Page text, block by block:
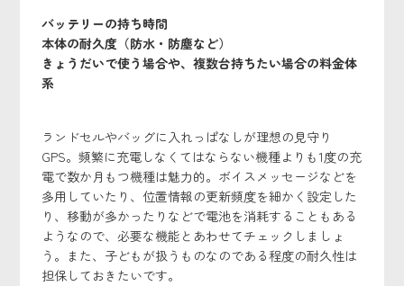
バッテリーの持ち時間
本体の耐久度（防水・防塵など）
きょうだいで使う場合や、複数台持ちたい場合の料金体
系
ランドセルやバッグに入れっぱなしが理想の見守り
GPS。頻繁に充電しなくてはならない機種よりも1度の充
電で数か月もつ機種は魅力的。ボイスメッセージなどを
多用していたり、位置情報の更新頻度を細かく設定した
り、移動が多かったりなどで電池を消耗することもある
ようなので、必要な機能とあわせてチェックしましょ
う。また、子どもが扱うものなのである程度の耐久性は
担保しておきたいです。